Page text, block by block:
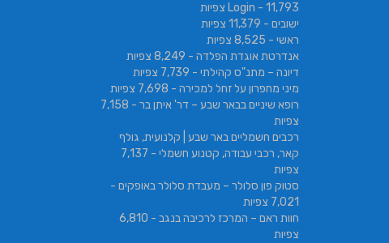
Login - 11,793 צפיות
ישובים - 11,379 צפיות
ראשי - 8,525 צפיות
אנדרטת אוגדת הפלדה - 8,249 צפיות
דיונה – מתנ"ס קהילתי - 7,739 צפיות
מיני מחפרון על זחל למכירה - 7,698 צפיות
רופא שיניים בבאר שבע – דר' איתן בר
- 7,158
צפיות
רכבים חשמליים באר שבע | קלנועית, גולף
קאר, רכבי עבודה, קטנוע חשמלי
- 7,137
צפיות
סטוק פון סלולר – מעבדת סלולר באופקים -
7,021 צפיות
חוות ראם – המרכז לרכיבה בנגב
- 6,810
צפיות